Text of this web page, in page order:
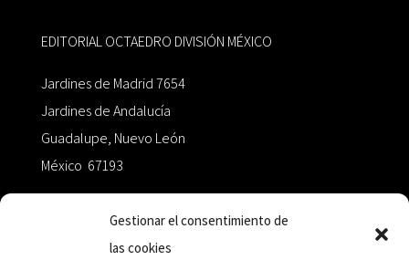
Gestionar el consentimiento de
las cookies
EDITORIAL OCTAEDRO DIVISIÓN MÉXICO
Jardines de Madrid 7654
Jardines de Andalucía
Guadalupe, Nuevo León
México 67193
+52 811.499.5638